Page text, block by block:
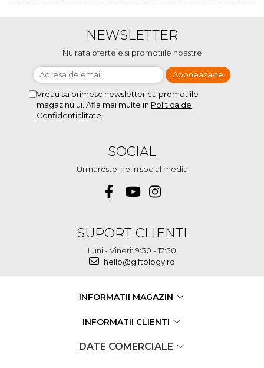
NEWSLETTER
Nu rata ofertele si promotiile noastre
Vreau sa primesc newsletter cu promotiile
magazinului. Afla mai multe in Politica de
Confidentialitate
SOCIAL
Urmareste-ne in social media
SUPORT CLIENTI
Luni - Vineri: 9:30 - 17:30
hello@giftology.ro
INFORMATII MAGAZIN
INFORMATII CLIENTI
DATE COMERCIALE